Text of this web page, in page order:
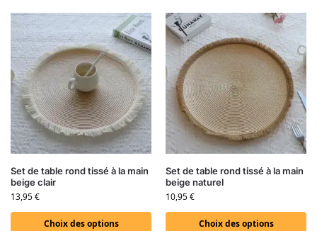
Set de table rond tissé à la main
beige clair
13,95€
Choix des options
Set de table rond tissé à la main
beige naturel
10,95€
Choix des options